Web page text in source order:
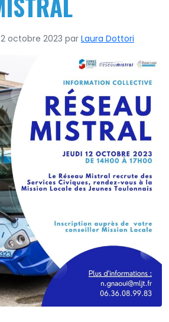
2 octobre 2023 par Laura Dottori